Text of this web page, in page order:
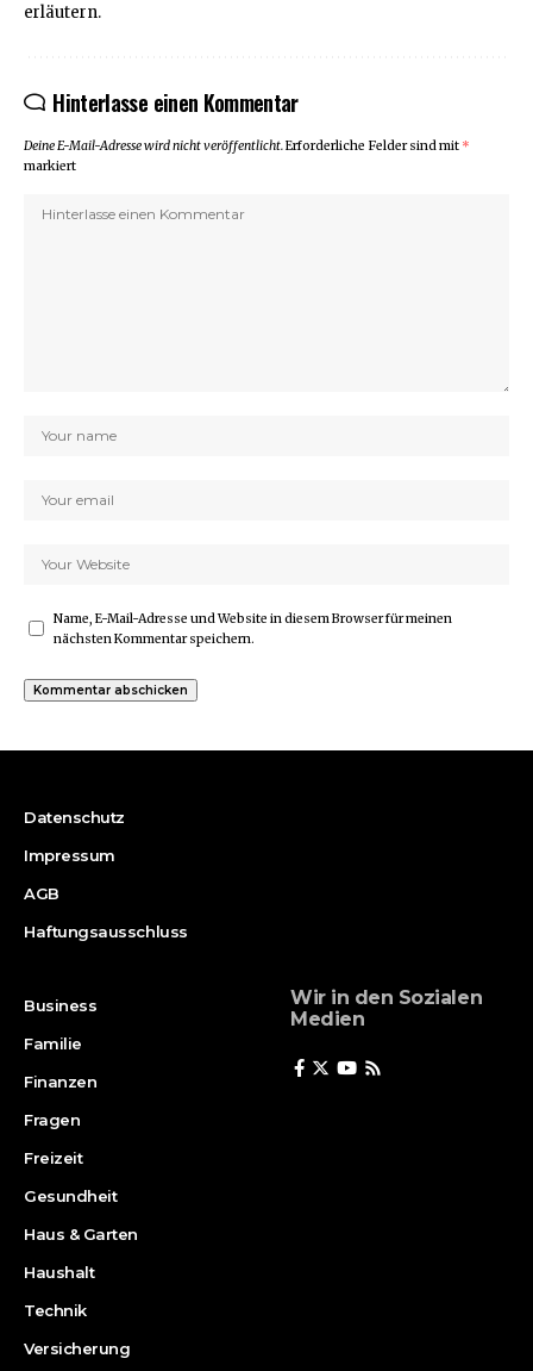
erläutern.
Hinterlasse einen Kommentar
Deine E-Mail-Adresse wird nicht veröffentlicht.Erforderliche Felder sind mit *
markiert
Name, E-Mail-Adresse und Website in diesem Browser für meinen
nächsten Kommentar speichern.
Datenschutz
Impressum
AGB
Haftungsausschluss
Business
Familie
Finanzen
Fragen
Freizeit
Gesundheit
Haus & Garten
Haushalt
Technik
Versicherung
Wir in den Sozialen
Medien